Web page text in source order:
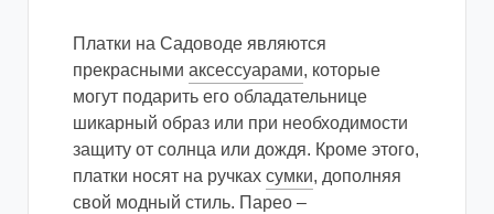
Платки на Садоводе являются
прекрасными аксессуарами, которые
могут подарить его обладательнице
шикарный образ или при необходимости
защиту от солнца или дождя. Кроме этого,
платки носят на ручках сумки, дополняя
свой модный стиль. Парео –